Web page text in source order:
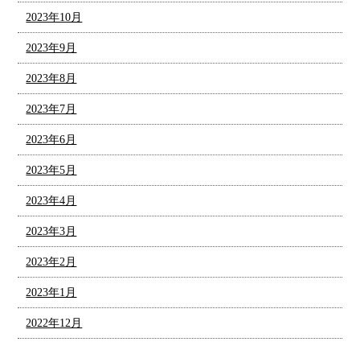
2023年10月
2023年9月
2023年8月
2023年7月
2023年6月
2023年5月
2023年4月
2023年3月
2023年2月
2023年1月
2022年12月